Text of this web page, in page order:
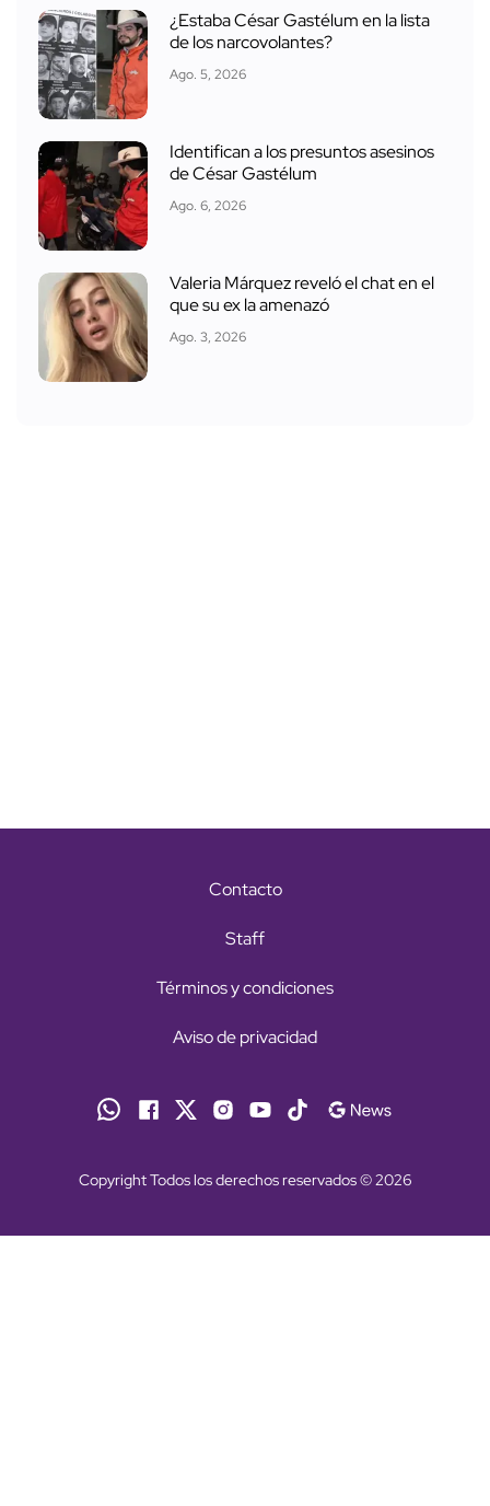
¿Estaba César Gastélum en la lista
de los narcovolantes?
Ago. 5, 2026
Identifican a los presuntos asesinos
de César Gastélum
Ago. 6, 2026
Valeria Márquez reveló el chat en el
que su ex la amenazó
Ago. 3, 2026
Contacto
Staff
Términos y condiciones
Aviso de privacidad
Copyright Todos los derechos reservados © 2026